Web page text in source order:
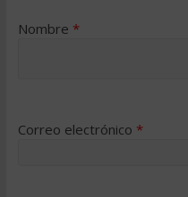
Nombre *
Correo electrónico *